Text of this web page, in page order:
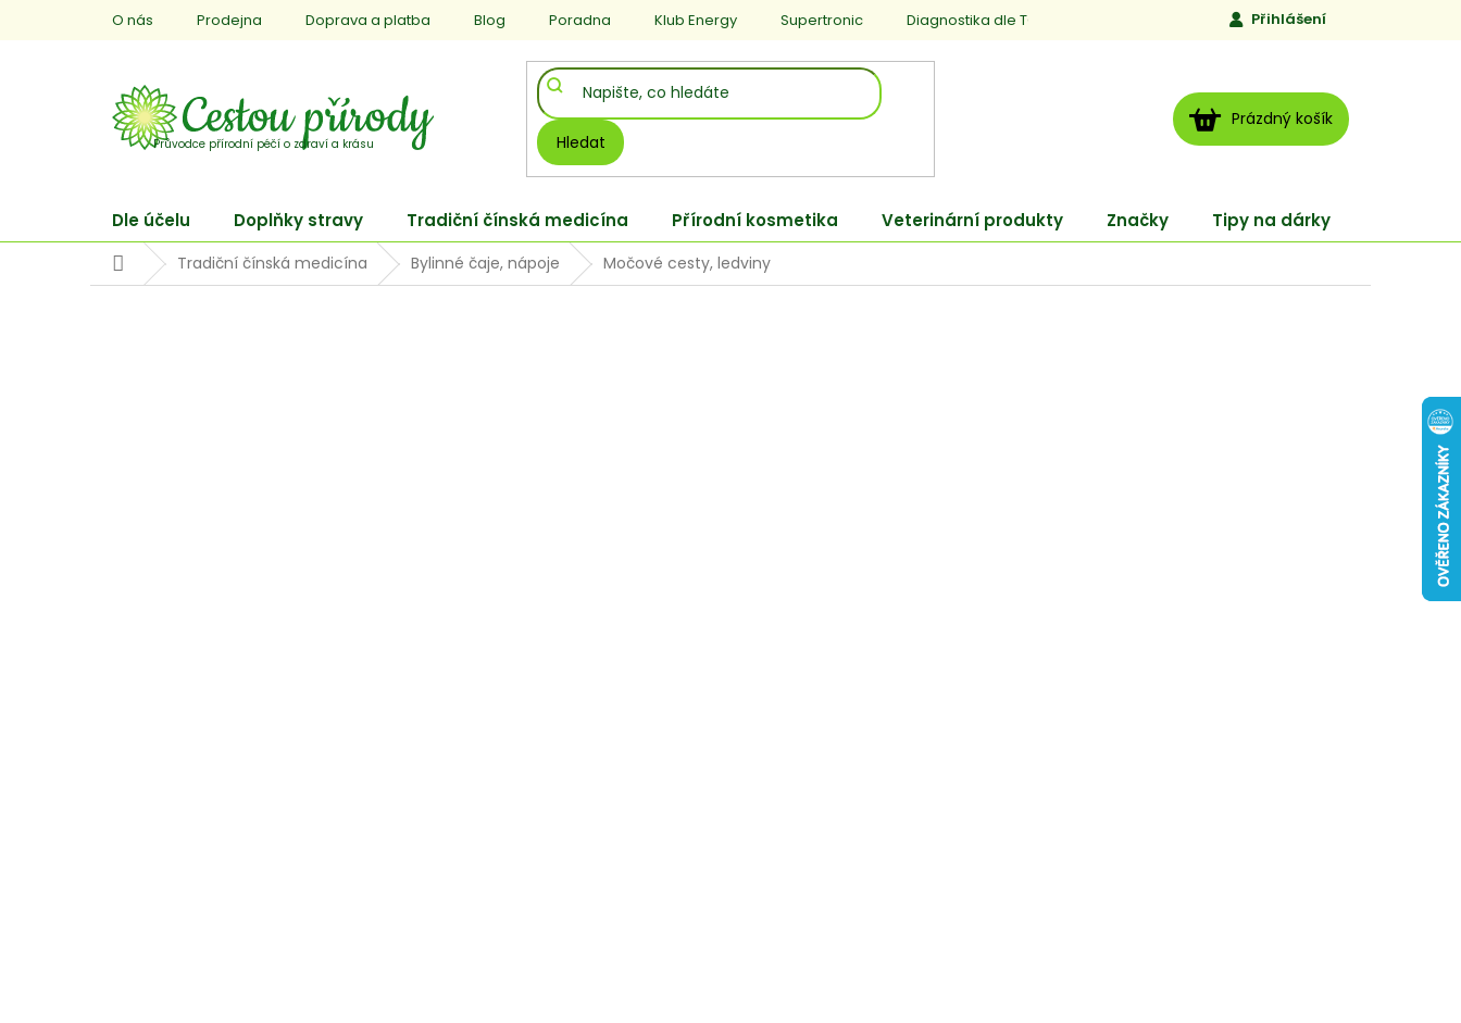
O nás Prodejna Doprava a platba Blog Poradna Klub Energy Supertronic Diagnostika dle TCM Jen to, čemu věříme
Přihlášení
Hledat
NÁKUPNÍ
KOŠÍK
Prázdný košík
Dle účelu Doplňky stravy Tradiční čínská medicína Přírodní kosmetika Veterinární produkty Značky Tipy na dárky
DomůTradiční čínská medicína Bylinné čaje, nápoje Močové cesty, ledviny